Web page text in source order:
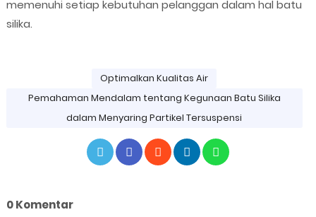
memenuhi setiap kebutuhan pelanggan dalam hal batu
silika.
Optimalkan Kualitas Air
Pemahaman Mendalam tentang Kegunaan Batu Silika
dalam Menyaring Partikel Tersuspensi
0 Komentar